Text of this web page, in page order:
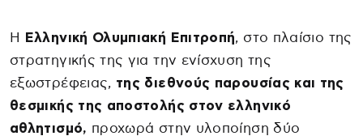
Η Ελληνική Ολυμπιακή Επιτροπή, στο πλαίσιο της
στρατηγικής της για την ενίσχυση της
εξωστρέφειας, της διεθνούς παρουσίας και της
θεσμικής της αποστολής στον ελληνικό
αθλητισμό, προχωρά στην υλοποίηση δύο